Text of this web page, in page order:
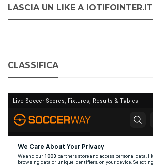
LASCIA UN LIKE A IOTIFOINTER.IT
CLASSIFICA